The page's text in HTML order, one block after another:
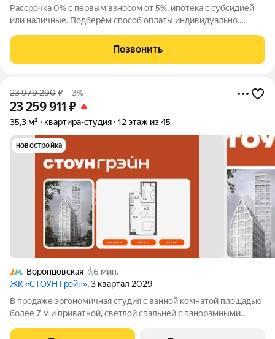
Рассрочка 0% с первым взносом от 5%, ипотека с субсидией
или наличные. Подберём способ оплаты индивидуально.
Продается 1комнатная квартира на 9 этаже от застройщика
Страна Девелопмент.
Позвонить
23 979 290₽ –3%
23 259 911 ₽
35,3 м² квартира-студия 12 этаж из 45
новостройка
Воронцовская
6 мин.
ЖК «СТОУН Грэйн», 3 квартал 2029
В продаже эргономичная студия с ванной комнатой площадью
более 7 м и приватной, светлой спальней с панорамными